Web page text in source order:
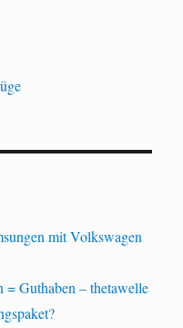
mit Volkswagen
Guthaben – thetawelle